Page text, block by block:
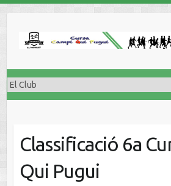
Classificació 6a
Qui Pugui